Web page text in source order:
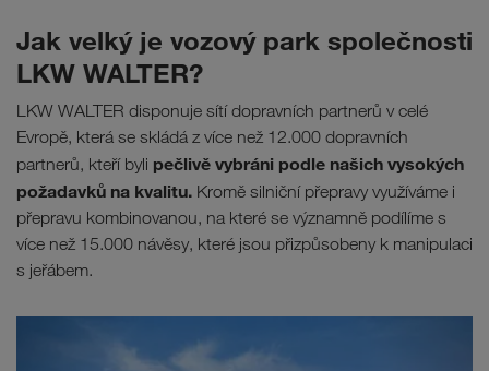
Jak velký je vozový park společnosti
LKW WALTER?
LKW WALTER disponuje sítí dopravních partnerů v celé
Evropě, která se skládá z více než 12.000 dopravních
partnerů, kteří byli pečlivě vybráni podle našich vysokých
požadavků na kvalitu. Kromě silniční přepravy využíváme i
přepravu kombinovanou, na které se významně podílíme s
více než 15.000 návěsy, které jsou přizpůsobeny k manipulaci
s jeřábem.